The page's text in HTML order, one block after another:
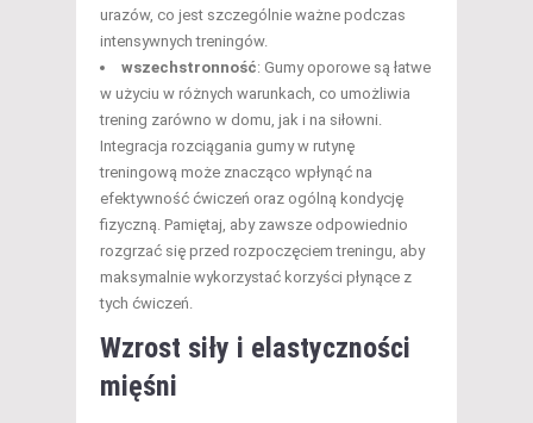
urazów, co jest szczególnie ważne podczas
intensywnych treningów.
wszechstronność: Gumy oporowe są łatwe
w użyciu w różnych warunkach, co umożliwia
trening zarówno w domu, jak i na siłowni.
Integracja rozciągania gumy w rutynę
treningową może znacząco wpłynąć na
efektywność ćwiczeń oraz ogólną kondycję
fizyczną. Pamiętaj, aby zawsze odpowiednio
rozgrzać się przed rozpoczęciem treningu, aby
maksymalnie wykorzystać korzyści płynące z
tych ćwiczeń.
Wzrost siły i elastyczności
mięśni